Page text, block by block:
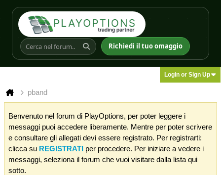
Richiedi il tuo omaggio
Login or Sign Up
pband
Benvenuto nel forum di PlayOptions, per poter leggere i
messaggi puoi accedere liberamente. Mentre per poter scrivere
e consultare gli allegati devi essere registrato. Per registrarti:
clicca su REGISTRATI per procedere. Per iniziare a vedere i
messaggi, seleziona il forum che vuoi visitare dalla lista qui
sotto.